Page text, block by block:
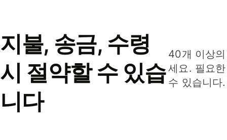
지불, 송금, 수령
시 절약할 수 있습
니다
40개 이상
세요. 필요
수 있습니다.